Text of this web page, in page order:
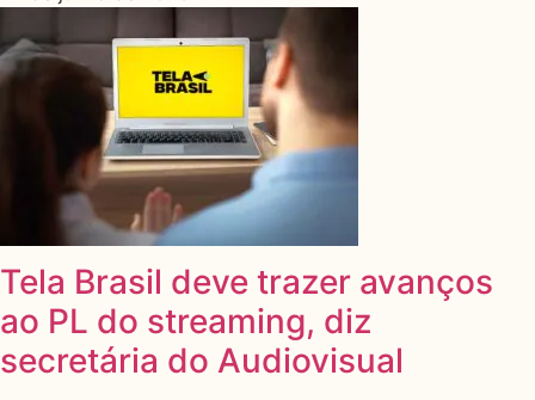
Tela Brasil deve trazer avanços
ao PL do streaming, diz
secretária do Audiovisual